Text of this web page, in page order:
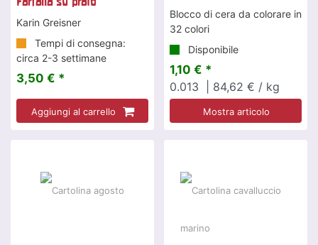
Karin Greisner
Tempi di consegna:
circa 2-3 settimane
3,50 € *
Aggiungi al carrello
Blocco di cera da colorare in
32 colori
Disponibile
1,10 € *
0.013
| 84,62 € / kg
Mostra articolo